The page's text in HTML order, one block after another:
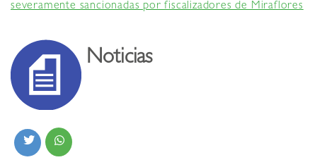
severamente sancionadas por fiscalizadores de Miraflores
Noticias